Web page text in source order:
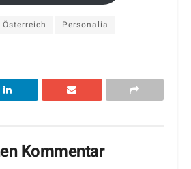
Personalia
Kommentar